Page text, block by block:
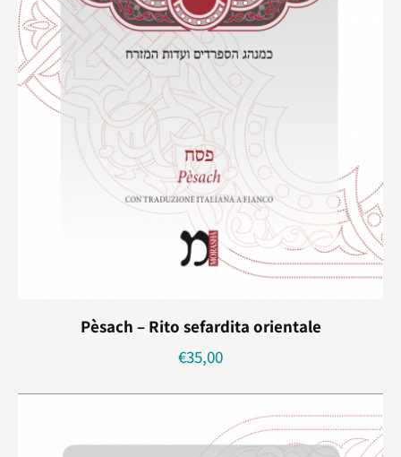
Pèsach – Rito sefardita orientale
€35,00